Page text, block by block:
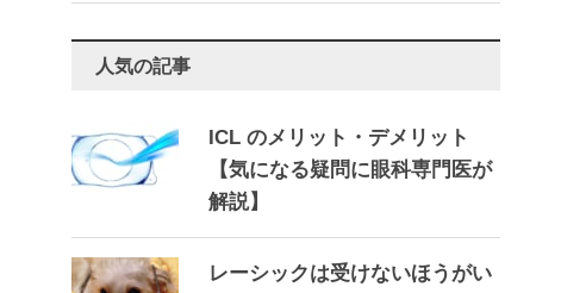
人気の記事
ICL のメリット・デメリット
【気になる疑問に眼科専門医が
解説】
レーシックは受けないほうがい